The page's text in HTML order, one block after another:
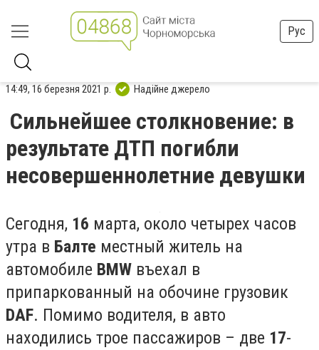
Рус
14:49, 16 березня 2021 р. Надійне джерело
Сильнейшее столкновение: в
результате ДТП погибли
несовершеннолетние девушки
Сегодня, 16 марта, около четырех часов
утра в Балте местный житель на
автомобиле BMW въехал в
припаркованный на обочине грузовик
DAF. Помимо водителя, в авто
находились трое пассажиров – две 17-